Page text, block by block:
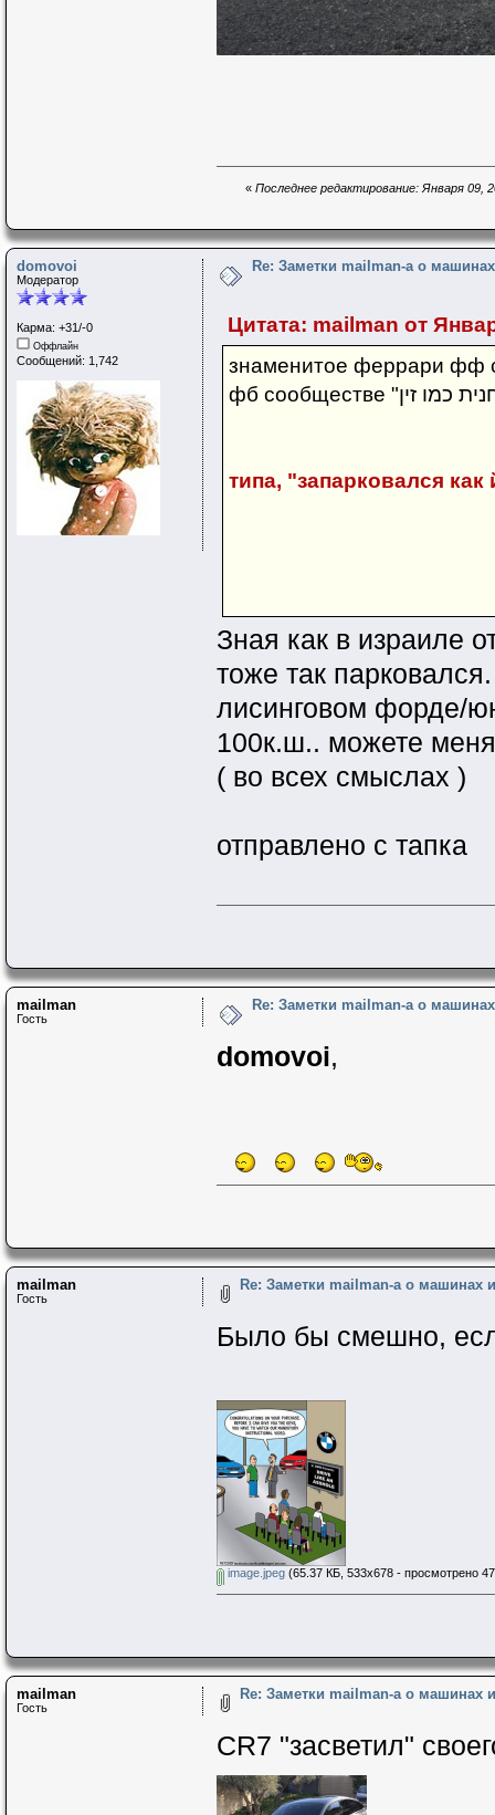
« Последнее редактирование: Января 09,
domovoi
Модератор
Карма: +31/-0
Оффлайн
Сообщений: 1,742
Re: Заметки mailman-a о
Цитата: mailman от
знаменитое феррари фф с
типа, "запарковался как
Зная как в израиле
тоже так
лисинговом форде/
100к.ш.. можете меня
( во всех смыслах )
отправлено с тапка
mailman
Гость
Re: Заметки mailman-a о
domovoi,
mailman
Гость
Re: Заметки mailman-a о машинах
Было бы смешно,
image.jpeg(65.37 КБ, 533x678 - просмотрено
mailman
Гость
Re: Заметки mailman-a о машинах
CR7 "засветил"